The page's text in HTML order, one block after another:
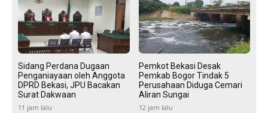
Sidang Perdana Dugaan
Penganiayaan oleh Anggota
DPRD Bekasi, JPU Bacakan
Surat Dakwaan
11 jam lalu
Pemkot Bekasi Desak
Pemkab Bogor Tindak 5
Perusahaan Diduga Cemari
Aliran Sungai
12 jam lalu